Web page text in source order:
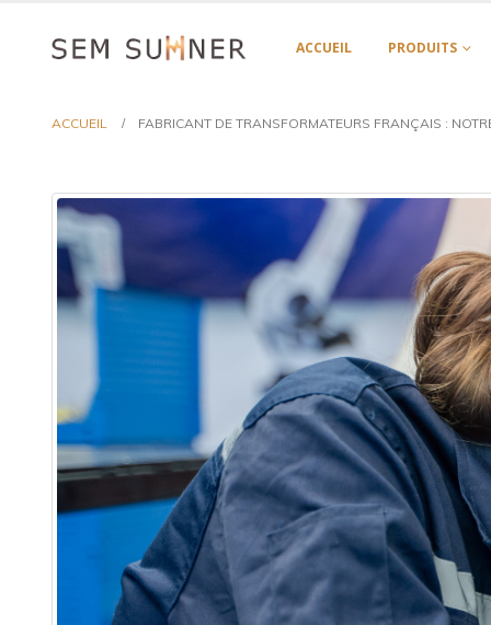
ACCUEIL PRODUITS
ACCUEIL FABRICANT DE TRANSFORMATEURS FRANÇAIS :